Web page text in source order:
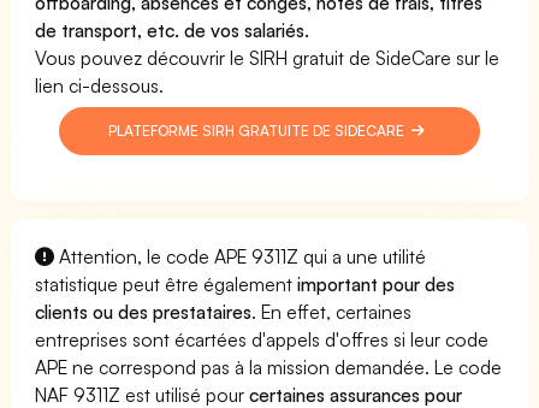
de transport, etc. de vos salariés.
Vous pouvez découvrir le SIRH gratuit de SideCare sur le
lien ci-dessous.
PLATEFORME SIRH GRATUITE DE SIDECARE
Attention, le code APE 9311Z qui a une utilité
statistique peut être égalementimportant pour des
clients ou des prestataires. En effet, certaines
entreprises sont écartées d'appels d'offres si leur code
APE ne correspond pas à la mission demandée. Le code
NAF 9311Z est utilisé pourcertaines assurances pour